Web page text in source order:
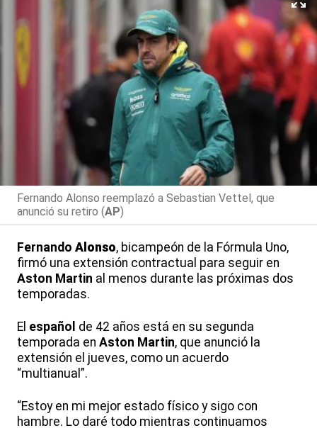
Fernando Alonso reemplazó a Sebastian Vettel, que
anunció su retiro (AP)
Fernando Alonso, bicampeón de la Fórmula Uno,
firmó una extensión contractual para seguir en
Aston Martin al menos durante las próximas dos
temporadas.
El español de 42 años está en su segunda
temporada en Aston Martin, que anunció la
extensión el jueves, como un acuerdo
“multianual”.
“Estoy en mi mejor estado físico y sigo con
hambre. Lo daré todo mientras continuamos